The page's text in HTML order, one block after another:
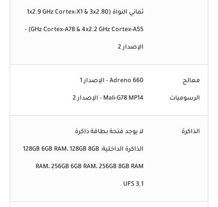
ثماني النواة (1x2.9 GHz Cortex-X1 & 3x2.80
GHz Cortex-A78 & 4x2.2 GHz Cortex-A55) -
الإصدار 2
معالج
الرسوميات
Adreno 660 - الإصدار 1
Mali-G78 MP14 - الإصدار 2
الذاكرة لا يوجد فتحة بطاقة ذاكرة
الذاكرة الداخلية: 128GB 6GB RAM، 128GB 8GB
RAM، 256GB 6GB RAM، 256GB 8GB RAM
UFS 3.1